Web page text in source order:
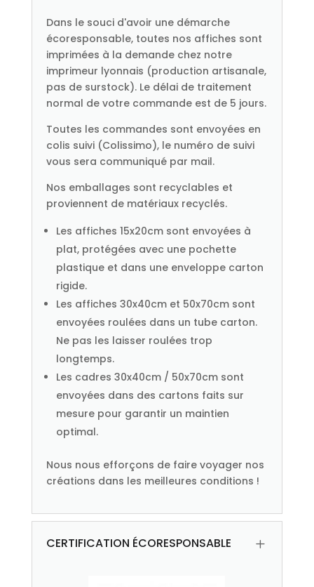
Dans le souci d'avoir une démarche
écoresponsable, toutes nos affiches sont
imprimées à la demande chez notre
imprimeur lyonnais (production artisanale,
pas de surstock). Le délai de traitement
normal de votre commande est de 5 jours.
Toutes les commandes sont envoyées en
colis suivi (Colissimo), le numéro de suivi
vous sera communiqué par mail.
Nos emballages sont recyclables et
proviennent de matériaux recyclés.
Les affiches 15x20cm sont envoyées à
plat, protégées avec une pochette
plastique et dans une enveloppe carton
rigide.
Les affiches 30x40cm et 50x70cm sont
envoyées roulées dans un tube carton.
Ne pas les laisser roulées trop
longtemps.
Les cadres 30x40cm / 50x70cm sont
envoyées dans des cartons faits sur
mesure pour garantir un maintien
optimal.
Nous nous efforçons de faire voyager nos
créations dans les meilleures conditions !
CERTIFICATION ÉCORESPONSABLE L